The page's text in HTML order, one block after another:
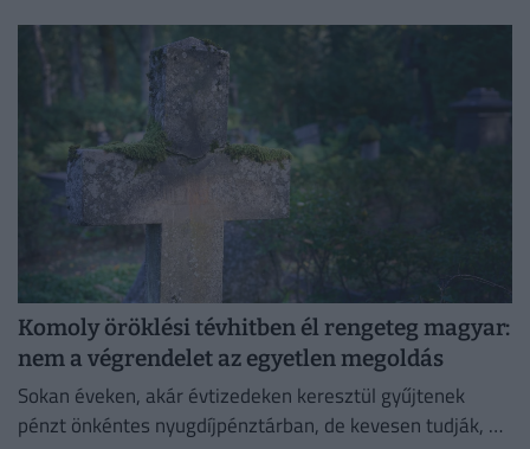
Komoly öröklési tévhitben él rengeteg magyar:
nem a végrendelet az egyetlen megoldás
Sokan éveken, akár évtizedeken keresztül gyűjtenek
pénzt önkéntes nyugdíjpénztárban, de kevesen tudják, mi